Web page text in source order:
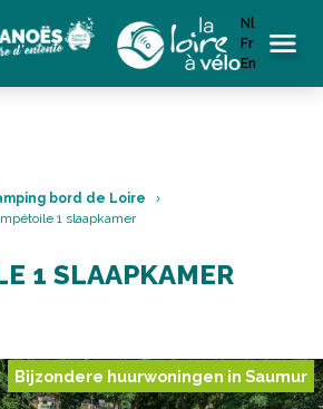
Nl
Fr
En
bord de Loire
1 slaapkamer
1 SLAAPKAMER
Bijzondere huurwoningen in Saumur